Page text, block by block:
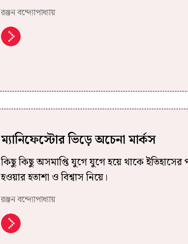
রঞ্জন বন্দ্যোপাধ্যায়
ম্যানিফেস্টোর ভিড়ে অচেনা মার্কস
কিছু কিছু অসমাপ্তি যুগে যুগে হয়ে থাকে ইতিহাসের
হওয়ার হতাশা ও বিশ্বাস নিয়ে।
রঞ্জন বন্দ্যোপাধ্যায়